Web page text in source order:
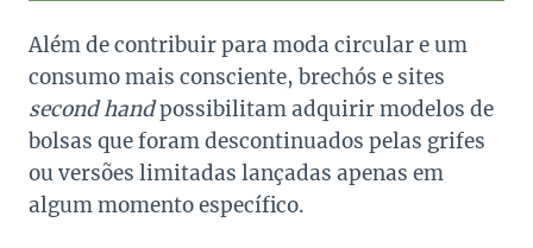
Além de contribuir para moda circular e um
consumo mais consciente, brechós e sites
second handpossibilitam adquirir modelos de
bolsas que foram descontinuados pelas grifes
ou versões limitadas lançadas apenas em
algum momento específico.